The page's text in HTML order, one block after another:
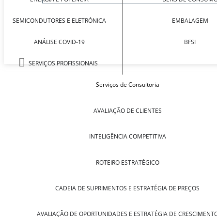
SEMICONDUTORES E ELETRÓNICA
ANÁLISE COVID-19
SERVIÇOS PROFISSIONAIS
EMBALAGEM
BFSI
Serviços de Consultoria
AVALIAÇÃO DE CLIENTES
INTELIGÊNCIA COMPETITIVA
ROTEIRO ESTRATÉGICO
CADEIA DE SUPRIMENTOS E ESTRATÉGIA DE PREÇOS
AVALIAÇÃO DE OPORTUNIDADES E ESTRATÉGIA DE